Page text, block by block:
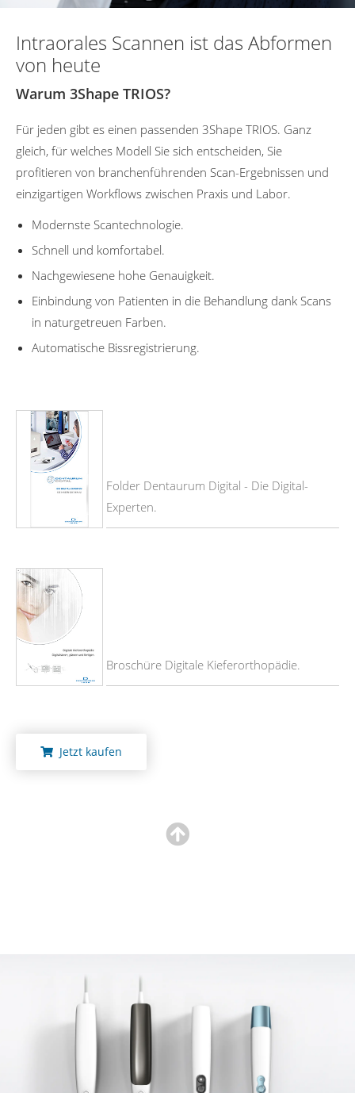
Intraorales Scannen ist das Abformen
von heute
Warum 3Shape TRIOS?
Für jeden gibt es einen passenden 3Shape TRIOS. Ganz
gleich, für welches Modell Sie sich entscheiden, Sie
profitieren von branchenführenden Scan-Ergebnissen und
einzigartigen Workflows zwischen Praxis und Labor.
Modernste Scantechnologie.
Schnell und komfortabel.
Nachgewiesene hohe Genauigkeit.
Einbindung von Patienten in die Behandlung dank Scans
in naturgetreuen Farben.
Automatische Bissregistrierung.
Folder Dentaurum Digital - Die Digital-
Experten.
Broschüre Digitale Kieferorthopädie.
Jetzt kaufen